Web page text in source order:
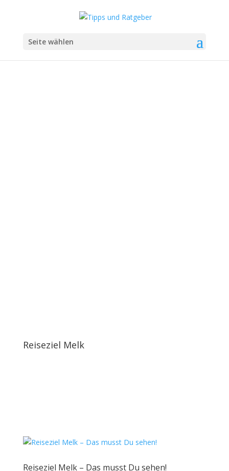
Seite wählen
Reiseziel Melk
Reiseziel Melk – Das musst Du sehen!